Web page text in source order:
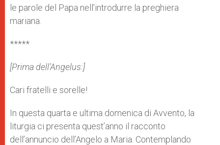
le parole del Papa nell’introdurre la preghiera
mariana.
*****
[Prima dell’Angelus:]
Cari fratelli e sorelle!
In questa quarta e ultima domenica di Avvento, la
liturgia ci presenta quest’anno il racconto
dell’annuncio dell’Angelo a Maria. Contemplando